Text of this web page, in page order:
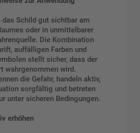
das Schild gut sichtbar am
oder in unmittelbarer
Die Kombination
auffälligen Farben und
stellt sicher, dass der
wahrgenommen wird.
die Gefahr, handeln aktiv,
sorgfältig und betreten
unter sicheren Bedingungen.
erhöhen